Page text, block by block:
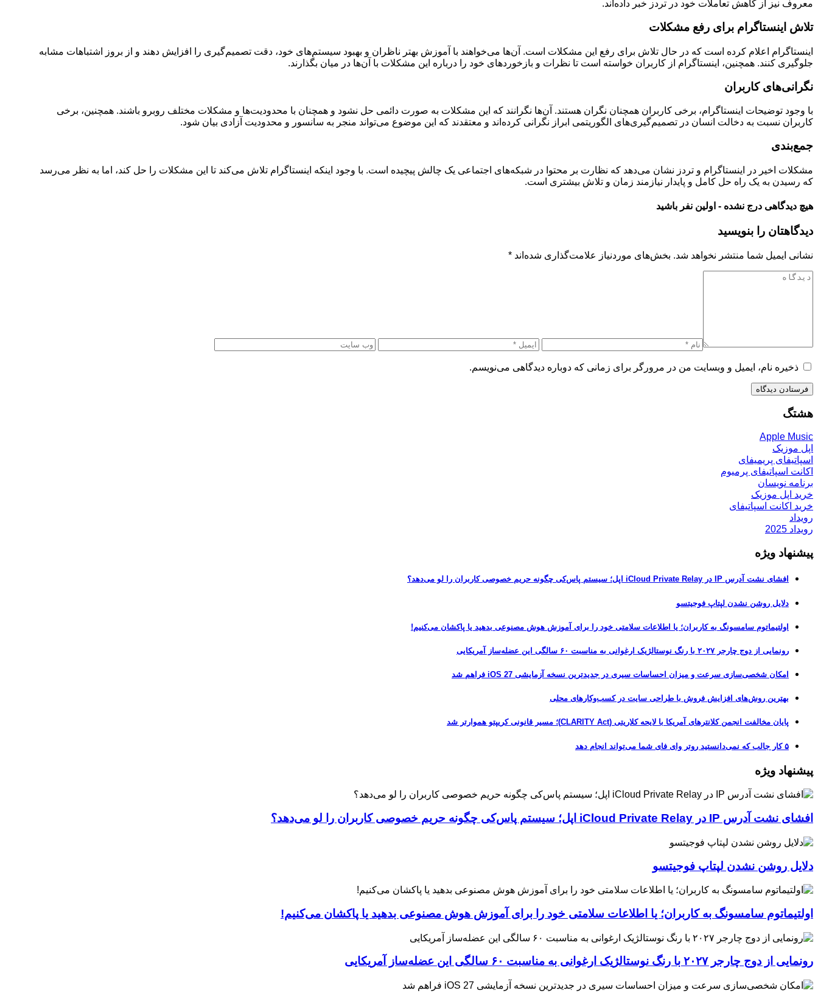
معروف نیز از کاهش تعاملات خود در تردز خبر داده‌اند.
تلاش اینستاگرام برای رفع مشکلات
اینستاگرام اعلام کرده است که در حال تلاش برای رفع این مشکلات است. آن‌ها می‌خواهند با آموزش بهتر ناظران و بهبود سیستم‌های خود، دقت تصمیم‌گیری را افزایش دهند و از بروز اشتباهات مشابه
جلوگیری کنند. همچنین، اینستاگرام از کاربران خواسته است تا نظرات و بازخوردهای خود را درباره این مشکلات با آن‌ها در میان بگذارند.
نگرانی‌های کاربران
با وجود توضیحات اینستاگرام، برخی کاربران همچنان نگران هستند. آن‌ها نگرانند که این مشکلات به صورت دائمی حل نشود و همچنان با محدودیت‌ها و مشکلات مختلف روبرو باشند. همچنین، برخی
کاربران نسبت به دخالت انسان در تصمیم‌گیری‌های الگوریتمی ابراز نگرانی کرده‌اند و معتقدند که این موضوع می‌تواند منجر به سانسور و محدودیت آزادی بیان شود.
جمع‌بندی
مشکلات اخیر در اینستاگرام و تردز نشان می‌دهد که نظارت بر محتوا در شبکه‌های اجتماعی یک چالش پیچیده است. با وجود اینکه اینستاگرام تلاش می‌کند تا این مشکلات را حل کند، اما به نظر می‌رسد
که رسیدن به یک راه حل کامل و پایدار نیازمند زمان و تلاش بیشتری است.
هیچ دیدگاهی درج نشده - اولین نفر باشید
دیدگاهتان را بنویسید
نشانی ایمیل شما منتشر نخواهد شد. بخش‌های موردنیاز علامت‌گذاری شده‌اند *
ذخیره نام، ایمیل و وبسایت من در مرورگر برای زمانی که دوباره دیدگاهی می‌نویسم.
هشتگ
Apple Music
اپل موزیک
اسپاتیفای پریمیفای
اکانت اسپاتیفای پرمیوم
برنامه نویسان
خرید اپل موزیک
خرید اکانت اسپاتیفای
رویداد
رویداد 2025
پیشنهاد ویژه
افشای نشت آدرس IP در iCloud Private Relay اپل؛ سیستم پاس‌کی چگونه حریم خصوصی کاربران را لو می‌دهد؟
دلایل روشن نشدن لپتاپ فوجیتسو
اولتیماتوم سامسونگ به کاربران؛ یا اطلاعات سلامتی خود را برای آموزش هوش مصنوعی بدهید یا پاکشان می‌کنیم!
رونمایی از دوج چارجر ۲۰۲۷ با رنگ نوستالژیک ارغوانی به مناسبت ۶۰ سالگی این عضله‌ساز آمریکایی
امکان شخصی‌سازی سرعت و میزان احساسات سیری در جدیدترین نسخه آزمایشی iOS 27 فراهم شد
بهترین روش‌های افزایش فروش با طراحی سایت در کسب‌وکارهای محلی
پایان مخالفت انجمن کلانترهای آمریکا با لایحه کلاریتی (CLARITY Act)؛ مسیر قانونی کریپتو هموارتر شد
۵ کار جالب که نمی‌دانستید روتر وای فای شما می‌تواند انجام دهد
پیشنهاد ویژه
افشای نشت آدرس IP در iCloud Private Relay اپل؛ سیستم پاس‌کی چگونه حریم خصوصی کاربران را لو می‌دهد؟
دلایل روشن نشدن لپتاپ فوجیتسو
اولتیماتوم سامسونگ به کاربران؛ یا اطلاعات سلامتی خود را برای آموزش هوش مصنوعی بدهید یا پاکشان می‌کنیم!
رونمایی از دوج چارجر ۲۰۲۷ با رنگ نوستالژیک ارغوانی به مناسبت ۶۰ سالگی این عضله‌ساز آمریکایی